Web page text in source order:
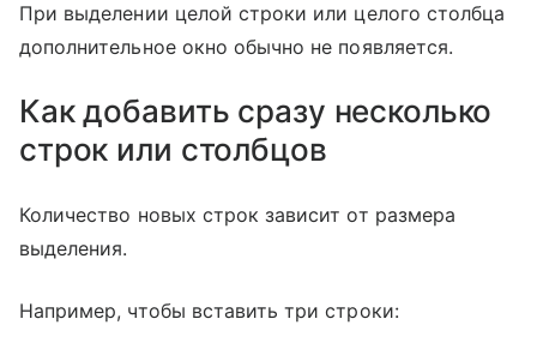
При выделении целой строки или целого столбца
дополнительное окно обычно не появляется.
Как добавить сразу несколько
строк или столбцов
Количество новых строк зависит от размера
выделения.
Например, чтобы вставить три строки: